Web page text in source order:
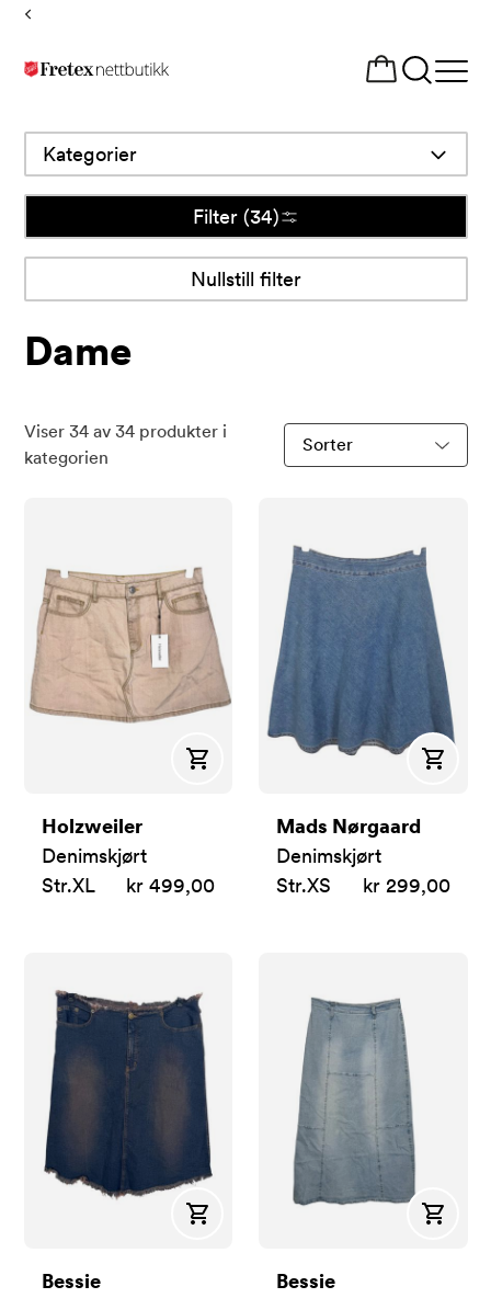
Tilbake
til
Åpne
Dame
Kategorier
Filter (34)
Nullstill filter
Nullstill
Viser 34av 34produkter i
kategorien
Sorter
produkter
Kjøp
Holzweiler
Denimskjørt
Str.XL kr 499,00
Kjøp
Mads Nørgaard
Denimskjørt
Str.XS kr 299,00
Kjøp
Bessie
Kjøp
Bessie